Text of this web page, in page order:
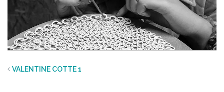
VALENTINE COTTE 1